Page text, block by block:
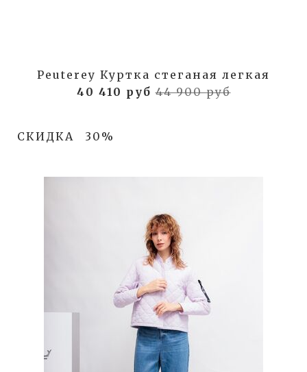
Peuterey Куртка стеганая легкая
40 410 руб44 900 руб
СКИДКА 30%